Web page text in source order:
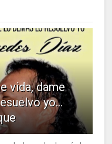
vida, dame
yo…